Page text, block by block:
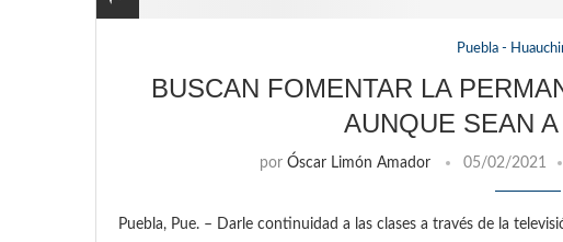
Puebla -
BUSCAN FOMENTAR LA
AUNQUE SEAN
por Óscar Limón Amador 05/02/2021
Puebla, Pue. – Darle continuidad a las clases a través de la